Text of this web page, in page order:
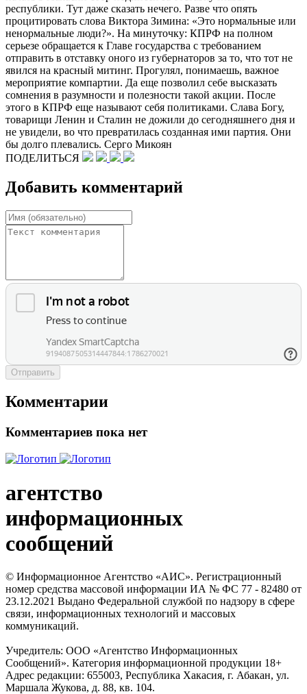
ПОДЕЛИТЬСЯ
Добавить комментарий
Отправить
Комментарии
Комментариев пока нет
агентство
информационных
сообщений
© Информационное Агентство «АИС». Регистрационный
номер средства массовой информации ИА № ФС 77 - 82480 от
23.12.2021 Выдано Федеральной службой по надзору в сфере
связи, информационных технологий и массовых
коммуникаций.
Учредитель: ООО «Агентство Информационных
Сообщений». Категория информационной продукции 18+
Адрес редакции: 655003, Республика Хакасия, г. Абакан, ул.
Маршала Жукова, д. 88, кв. 104.